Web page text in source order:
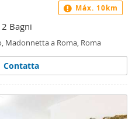
2 Bagni
Madonnetta a Roma, Roma
Contatta
Máx. 10km